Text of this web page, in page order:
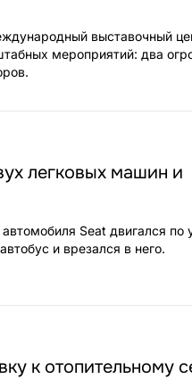
выставочный
мероприятий: два
легковых машин и
Seat двигался по
и врезался в него.
к отопительному